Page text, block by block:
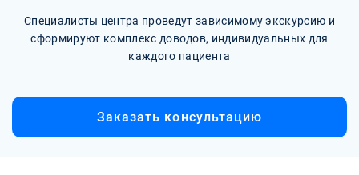
Специалисты центра проведут зависимому экскурсию и
сформируют комплекс доводов, индивидуальных для
каждого пациента
Заказать консультацию